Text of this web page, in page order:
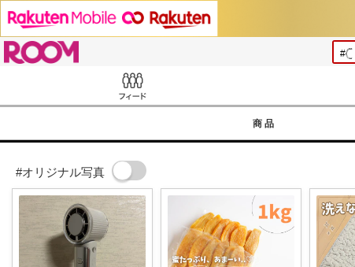
商品
#オリジナル写真